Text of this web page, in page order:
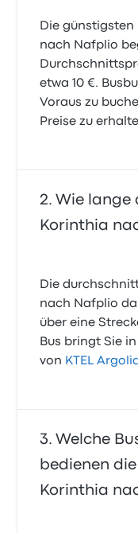
Die günstigsten
nach Nafplio
etwa 10 €.
Voraus zu
Preise zu
Wie lange
Korinthia
Die
nach Nafplio
über eine
Bus bringt Sie
von KTEL
Welche
bedienen
Korinthia